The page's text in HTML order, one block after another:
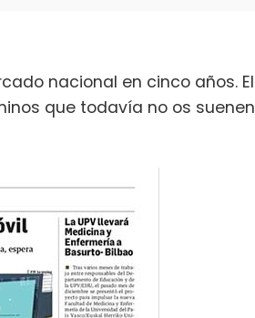
nacional en cinco años. El
que todavía no os suenen